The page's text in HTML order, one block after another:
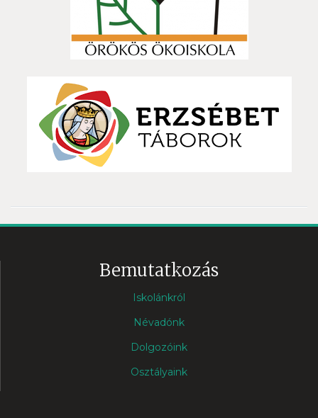
Bemutatkozás
Iskolánkról
Névadónk
Dolgozóink
Osztályaink